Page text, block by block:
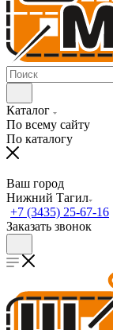
Каталог
По всему сайту
По каталогу
Ваш город
Нижний Тагил
+7 (3435) 25-67-16
Заказать звонок